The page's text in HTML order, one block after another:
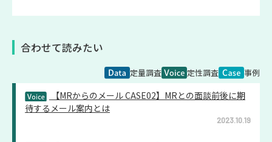
合わせて読みたい
定量調査 定性調査 事例
【MRからのメール CASE02】MRとの面談前後に期
待するメール案内とは
2023.10.19